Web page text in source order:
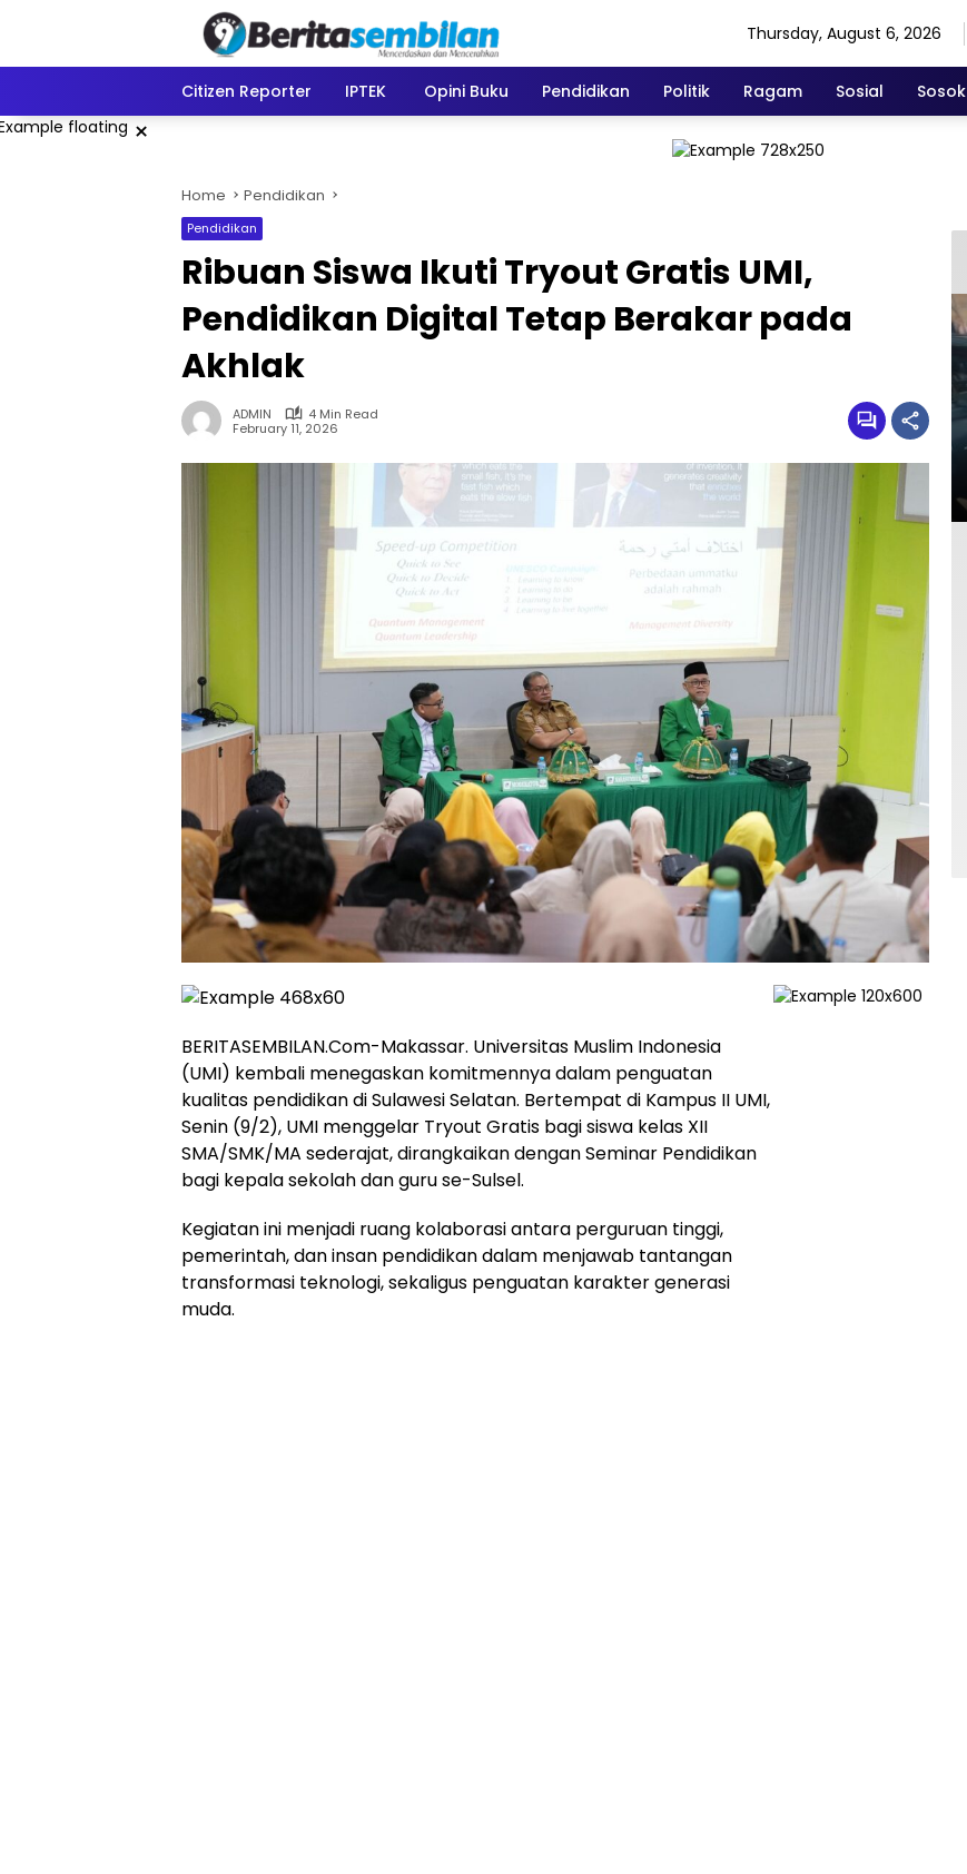
Thursday, August 6, 2026
Citizen Reporter IPTEK Opini Buku Pendidikan Politik Ragam Sosial Sosok
×
Home Pendidikan
Pendidikan
Ribuan Siswa Ikuti Tryout Gratis UMI,
Pendidikan Digital Tetap Berakar pada
Akhlak
ADMIN
4 Min Read
February 11, 2026
BERITASEMBILAN.Com-Makassar. Universitas Muslim Indonesia
(UMI) kembali menegaskan komitmennya dalam penguatan
kualitas pendidikan di Sulawesi Selatan. Bertempat di Kampus II UMI,
Senin (9/2), UMI menggelar Tryout Gratis bagi siswa kelas XII
SMA/SMK/MA sederajat, dirangkaikan dengan Seminar Pendidikan
bagi kepala sekolah dan guru se-Sulsel.
Kegiatan ini menjadi ruang kolaborasi antara perguruan tinggi,
pemerintah, dan insan pendidikan dalam menjawab tantangan
transformasi teknologi, sekaligus penguatan karakter generasi
muda.